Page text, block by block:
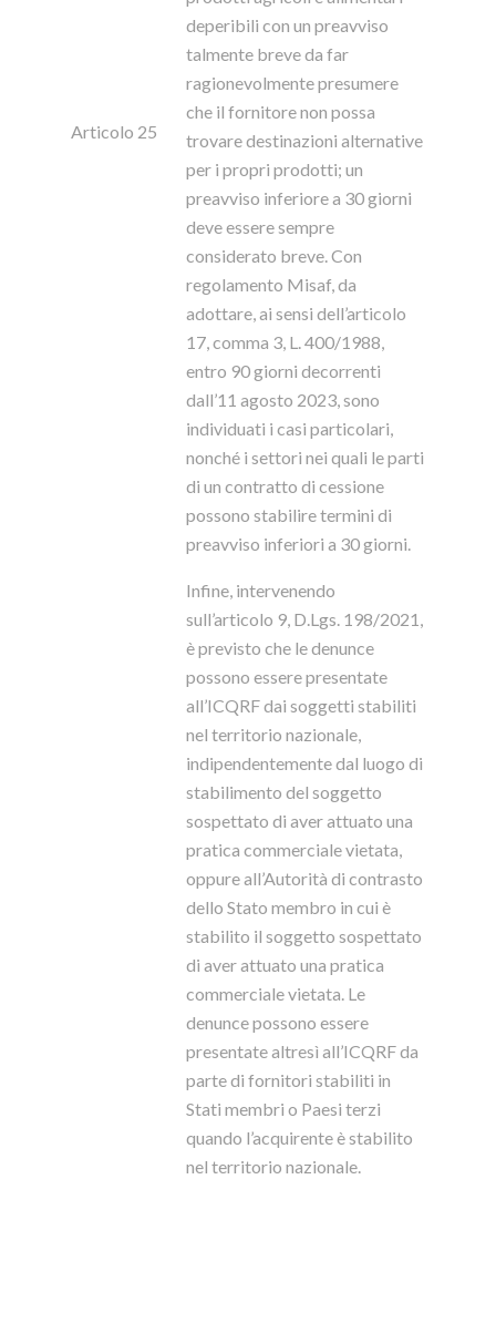
Articolo 25
deperibili con un preavviso
talmente breve da far
ragionevolmente presumere
che il fornitore non possa
trovare destinazioni alternative
per i propri prodotti; un
preavviso inferiore a 30 giorni
deve essere sempre
considerato breve. Con
regolamento Misaf, da
adottare, ai sensi dell’articolo
17, comma 3, L. 400/1988,
entro 90 giorni decorrenti
dall’11 agosto 2023, sono
individuati i casi particolari,
nonché i settori nei quali le parti
di un contratto di cessione
possono stabilire termini di
preavviso inferiori a 30 giorni.
Infine, intervenendo
sull’articolo 9, D.Lgs. 198/2021,
è previsto che le denunce
possono essere presentate
all’ICQRF dai soggetti stabiliti
nel territorio nazionale,
indipendentemente dal luogo di
stabilimento del soggetto
sospettato di aver attuato una
pratica commerciale vietata,
oppure all’Autorità di contrasto
dello Stato membro in cui è
stabilito il soggetto sospettato
di aver attuato una pratica
commerciale vietata. Le
denunce possono essere
presentate altresì all’ICQRF da
parte di fornitori stabiliti in
Stati membri o Paesi terzi
quando l’acquirente è stabilito
nel territorio nazionale.